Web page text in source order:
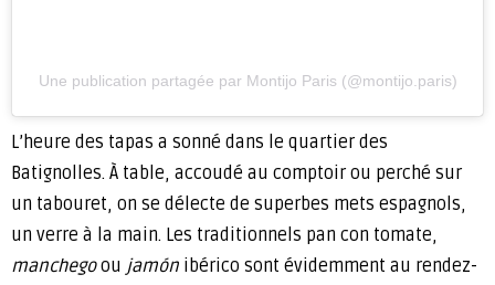
Une publication partagée par Montijo Paris (@montijo.paris)
L’heure des tapas a sonné dans le quartier des
Batignolles. À table, accoudé au comptoir ou perché sur
un tabouret, on se délecte de superbes mets espagnols,
un verre à la main. Les traditionnels pan con tomate,
manchegoou jamón ibérico sont évidemment au rendez-